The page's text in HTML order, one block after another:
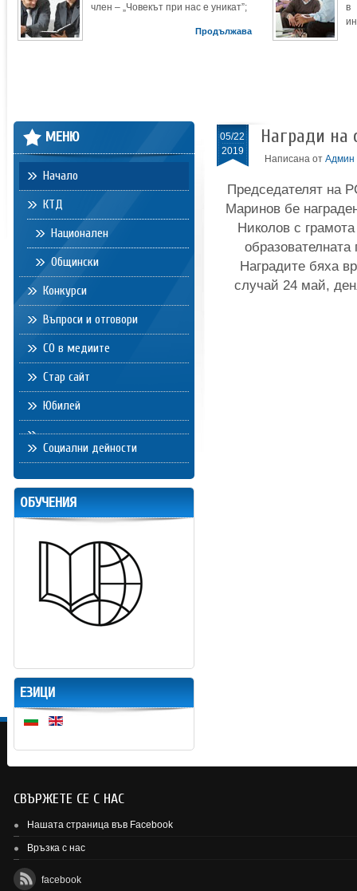
член – „Човекът при нас е уникат”;
Продължава
в
05/22
2019
Награди на
Написана от Админ
Председателят на
Маринов бе
Николов с
Наградите бяха
случай 24 май,
МЕНЮ
Начало
КТД
Национален
Общински
Конкурси
Въпроси и отговори
СО в медиите
Стар сайт
Юбилей
Социални дейности
ОБУЧЕНИЯ
ЕЗИЦИ
СВЪРЖЕТЕ СЕ С НАС
Нашата страница във Facebook
Връзка с нас
facebook